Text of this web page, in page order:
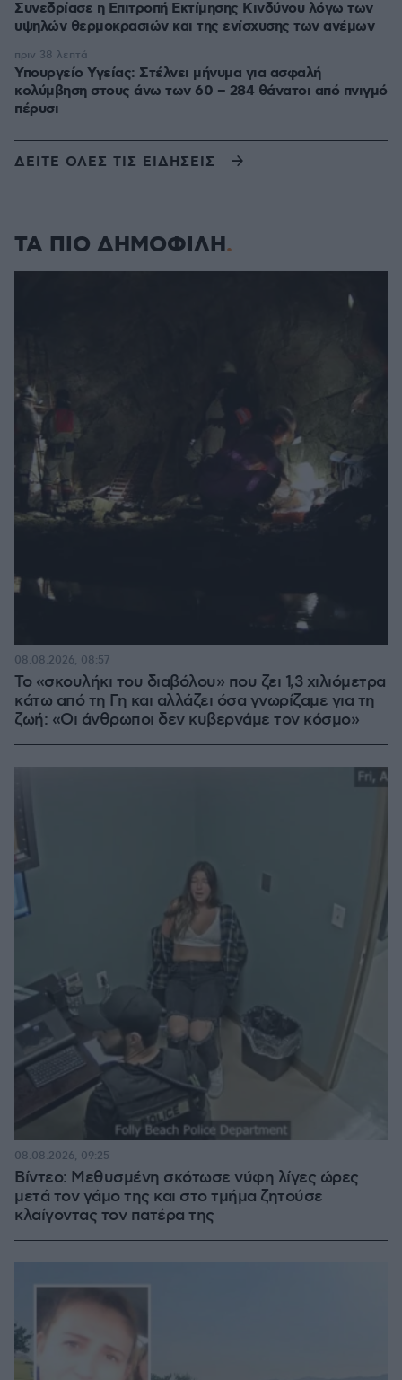
Συνεδρίασε η Επιτροπή Εκτίμησης Κινδύνου λόγω των
υψηλών θερμοκρασιών και της ενίσχυσης των ανέμων
Υπουργείο Υγείας: Στέλνει μήνυμα για ασφαλή
κολύμβηση στους άνω των 60 – 284 θάνατοι από πνιγμό
πέρυσι
πριν 38 λεπτά
ΔΕΙΤΕ ΟΛΕΣ ΤΙΣ ΕΙΔΗΣΕΙΣ
ΤΑ ΠΙΟ ΔΗΜΟΦΙΛΗ
Το «σκουλήκι του διαβόλου» που ζει 1,3 χιλιόμετρα
κάτω από τη Γη και αλλάζει όσα γνωρίζαμε για τη
ζωή: «Οι άνθρωποι δεν κυβερνάμε τον κόσμο»
08.08.2026, 08:57
Βίντεο: Μεθυσμένη σκότωσε νύφη λίγες ώρες
μετά τον γάμο της και στο τμήμα ζητούσε
κλαίγοντας τον πατέρα της
08.08.2026, 09:25